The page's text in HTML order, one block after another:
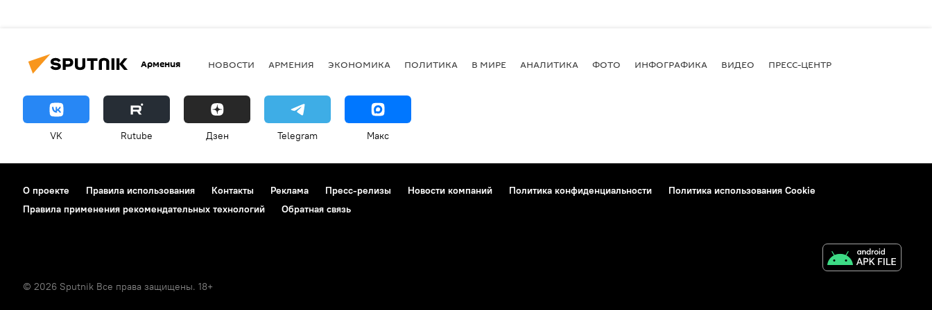
Армения НОВОСТИ АРМЕНИЯ ЭКОНОМИКА ПОЛИТИКА В МИРЕ АНАЛИТИКА ФОТО ИНФОГРАФИКА ВИДЕО ПРЕСС-ЦЕНТР
VK Rutube Дзен Telegram Макс
О проекте Правила использования Контакты Реклама Пресс-релизы Новости компаний Политика конфиденциальности
Политика использования Cookie
Правила применения рекомендательных технологий
Обратная связь
© 2026 Sputnik Все права защищены. 18+